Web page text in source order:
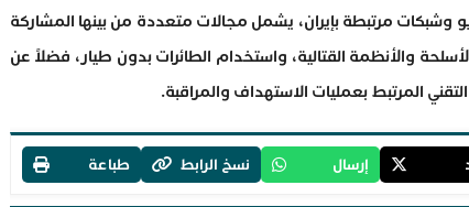
وشبكات مرتبطة بإيران، يشمل مجالات متعددة من بينها المشاركة
والأنظمة القتالية، واستخدام الطائرات بدون طيار، فضلاً عن
المرتبط بعمليات الاستهداف والمراقبة.
إرسال نسخ الرابط طباعة